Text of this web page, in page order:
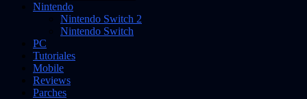
Nintendo
Nintendo Switch 2
Nintendo Switch
PC
Tutoriales
Mobile
Reviews
Parches